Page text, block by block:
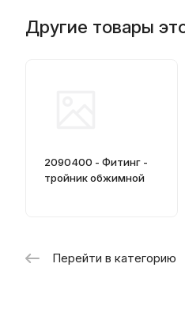
Другие товары
2090400 - Фитинг -
тройник обжимной
Перейти в категорию